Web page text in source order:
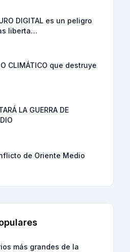
DIGITAL es un peligro
liberta…
CLIMÁTICO que destruye
LA GUERRA DE
de Oriente Medio
más grandes de la